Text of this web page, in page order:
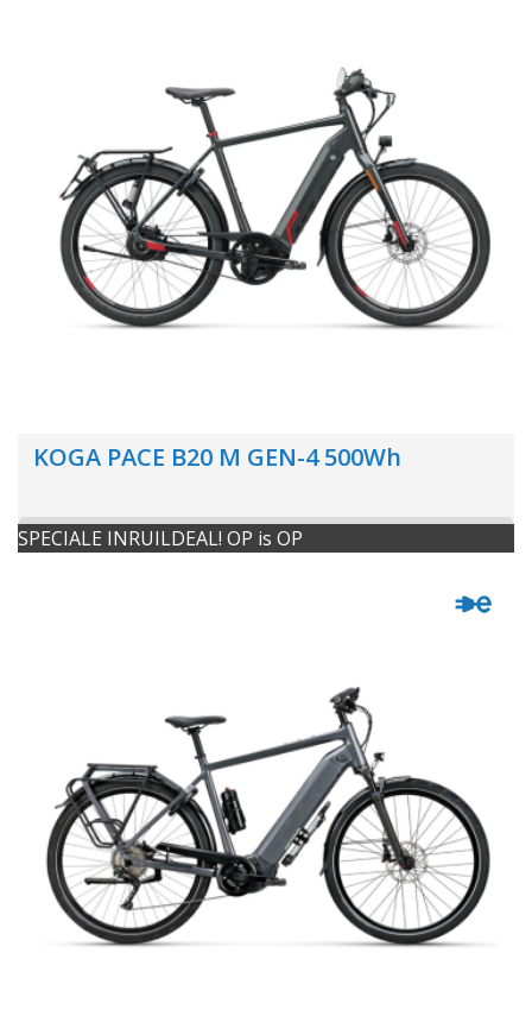
KOGA PACE B20 M GEN-4 500Wh
SPECIALE INRUILDEAL! OP is OP